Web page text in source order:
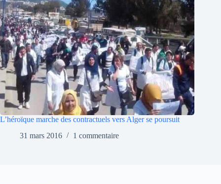
L’héroïque marche des contractuels vers Alger se poursuit
31 mars 2016
1 commentaire